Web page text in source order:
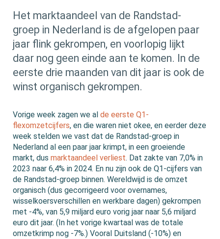
Het marktaandeel van de Randstad-
groep in Nederland is de afgelopen paar
jaar flink gekrompen, en voorlopig lijkt
daar nog geen einde aan te komen. In de
eerste drie maanden van dit jaar is ook de
winst organisch gekrompen.
Vorige week zagen we alde eerste Q1-
flexomzetcijfers, en die waren niet okee, en eerder deze
week stelden we vast dat de Randstad-groep in
Nederland al een paar jaar krimpt, in een groeiende
markt, dusmarktaandeel verliest. Dat zakte van 7,0% in
2023 naar 6,4% in 2024. En nu zijn ook de Q1-cijfers van
de Randstad-groep binnen. Wereldwijd is de omzet
organisch (dus gecorrigeerd voor overnames,
wisselkoersverschillen en werkbare dagen) gekrompen
met -4%, van 5,9 miljard euro vorig jaar naar 5,6 miljard
euro dit jaar. (In het vorige kwartaal was de totale
omzetkrimp nog -7%.) Vooral Duitsland (-10%) en